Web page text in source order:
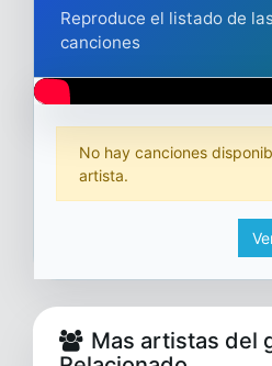
Reproduce el listado de
canciones
No hay canciones
artista.
Mas artistas del